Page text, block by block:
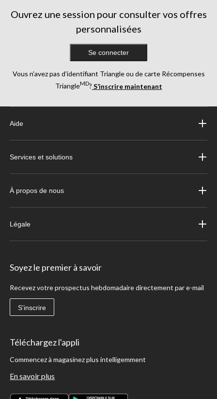
Ouvrez une session pour consulter vos offres
personnalisées
Se connecter
Vous n’avez pas d’identifiant Triangle ou de carte Récompenses
TriangleMD? S’inscrire maintenant
Aide
Services et solutions
À propos de nous
Légale
Soyez le premier à savoir
Recevez votre prospectus hebdomadaire directement par e-mail
S'inscrire
Téléchargez l'appli
Commencez à magasinez plus intelligemment
En savoir plus